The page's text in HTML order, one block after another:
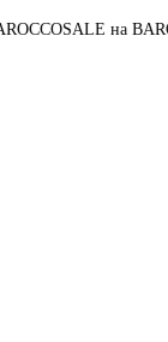
SALE на BAROCCO